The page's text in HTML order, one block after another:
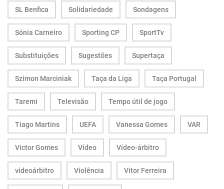
SL Benfica Solidariedade Sondagens
Sónia Carneiro Sporting CP SportTv
Substituições Sugestões Supertaça
Szimon Marciniak Taça da Liga Taça Portugal
Taremi Televisão Tempo útil de jogo
Tiago Martins UEFA Vanessa Gomes VAR
Victor Gomes Vídeo Vídeo-árbitro
videoárbitro Violência Vitor Ferreira